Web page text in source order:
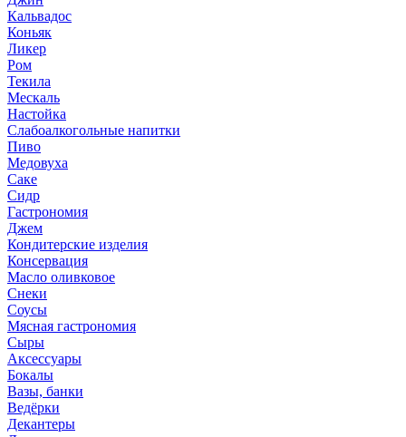
Кальвадос
Коньяк
Ликер
Ром
Текила
Мескаль
Настойка
Слабоалкогольные напитки
Пиво
Медовуха
Саке
Сидр
Гастрономия
Джем
Кондитерские изделия
Консервация
Масло оливковое
Снеки
Соусы
Мясная гастрономия
Сыры
Аксессуары
Бокалы
Вазы, банки
Ведёрки
Декантеры